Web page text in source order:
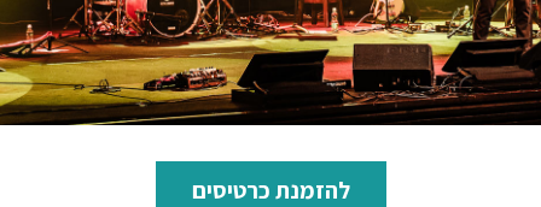
להזמנת כרטיסים